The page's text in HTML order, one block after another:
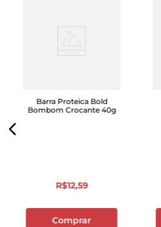
Barra Proteica Bold
Bombom Crocante 40g
R$12,59
Comprar